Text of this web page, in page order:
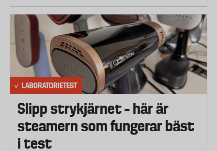
LABORATORIETEST
Slipp strykjärnet – här är
steamern som fungerar bäst
i test